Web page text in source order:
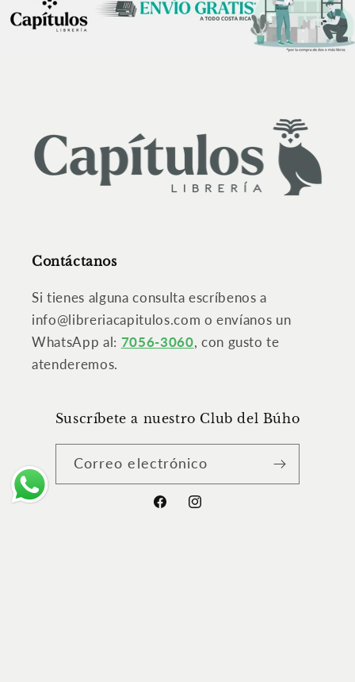
Contáctanos
Si tienes alguna consulta escríbenos a
info@libreriacapitulos.com o envíanos un
WhatsApp al: 7056-3060, con gusto te
atenderemos.
Suscríbete a nuestro Club del Búho
Correo electrónico
FacebookInstagram